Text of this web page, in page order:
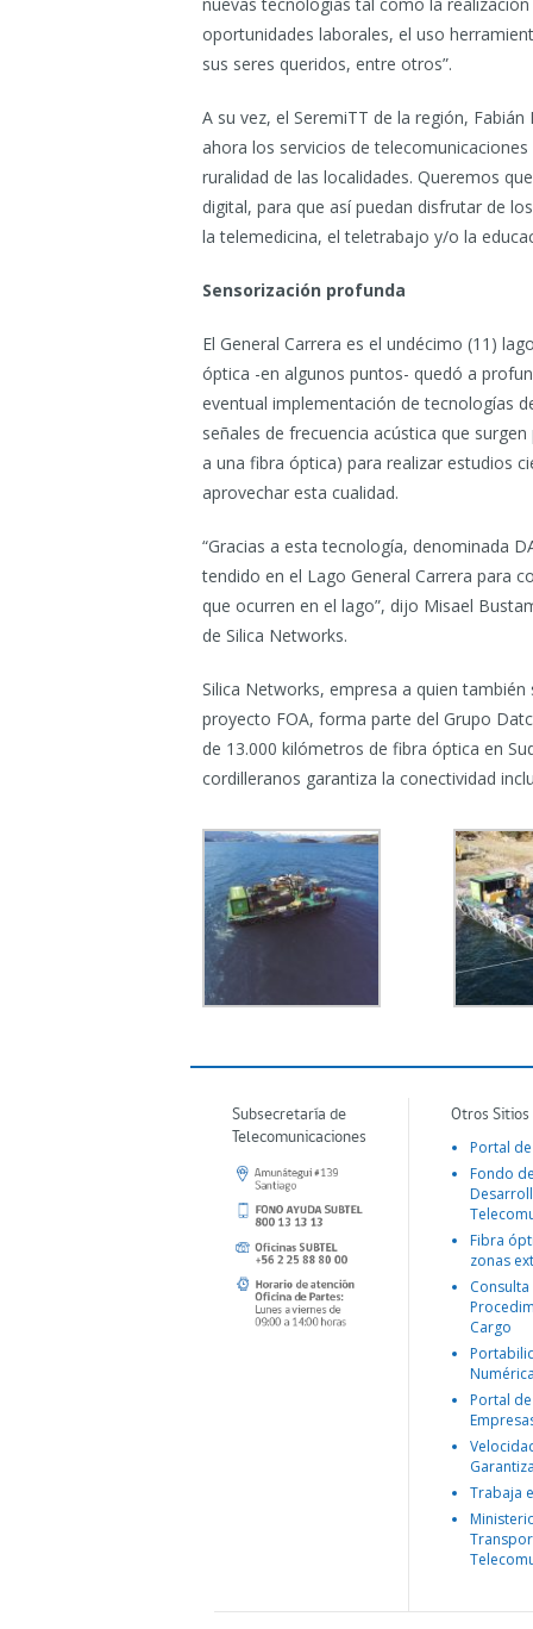
oportunidades laborales, el uso
sus seres queridos, entre otros”.
A su vez, el SeremiTT de la región,
ahora los servicios de
ruralidad de las localidades. Queremos
digital, para que así puedan disfrutar de
la telemedicina, el teletrabajo y/o la
Sensorización profunda
El General Carrera es el undécimo (11)
óptica -en algunos puntos- quedó a
eventual implementación de tecnologías
señales de frecuencia acústica que
a una fibra óptica) para realizar estudios
aprovechar esta cualidad.
“Gracias a esta tecnología, denominada
tendido en el Lago General Carrera para
que ocurren en el lago”, dijo Misael
de Silica Networks.
Silica Networks, empresa a quien
proyecto FOA, forma parte del Grupo
de 13.000 kilómetros de fibra óptica en
cordilleranos garantiza la conectividad
Subsecretaría de
Telecomunicaciones
Otros
Portal
Fondo
Fibra
zonas
Consulta
Cargo
Portal
Trabaja